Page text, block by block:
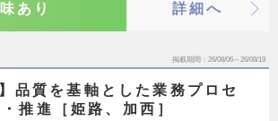
あり 詳細へ
掲載期間 26/08/06～26/08/19
】品質を基軸とした業務プロセ
推進［姫路、加西］